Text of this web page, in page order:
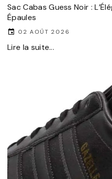
Sac Cabas Guess Noir :
Épaules
02 AOÛT 2026
Lire la suite...